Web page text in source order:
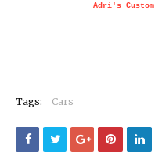
Adri's Custom
Tags: Cars